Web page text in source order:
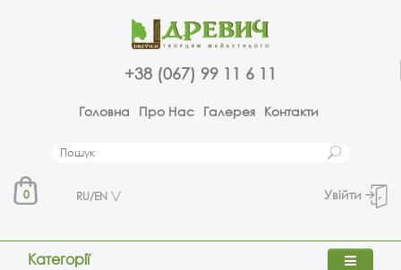
+38 (067) 99 11 6 11
Головна Про Нас Галерея Контакти
0 RU/EN Увійти
Категорії